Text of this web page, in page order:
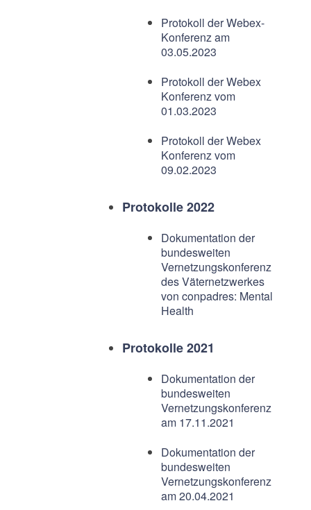
Protokoll der Webex-
Konferenz am
03.05.2023
Protokoll der Webex
Konferenz vom
01.03.2023
Protokoll der Webex
Konferenz vom
09.02.2023
Protokolle 2022
Dokumentation der
bundesweiten
Vernetzungskonferenz
des Väternetzwerkes
von conpadres: Mental
Health
Protokolle 2021
Dokumentation der
bundesweiten
Vernetzungskonferenz
am 17.11.2021
Dokumentation der
bundesweiten
Vernetzungskonferenz
am 20.04.2021